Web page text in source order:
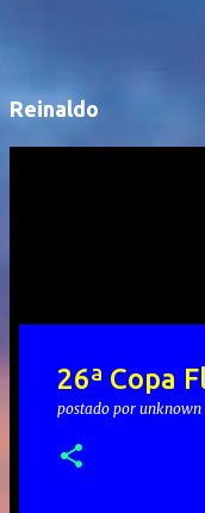
Reinaldo
26ª Copa
postado por unknown